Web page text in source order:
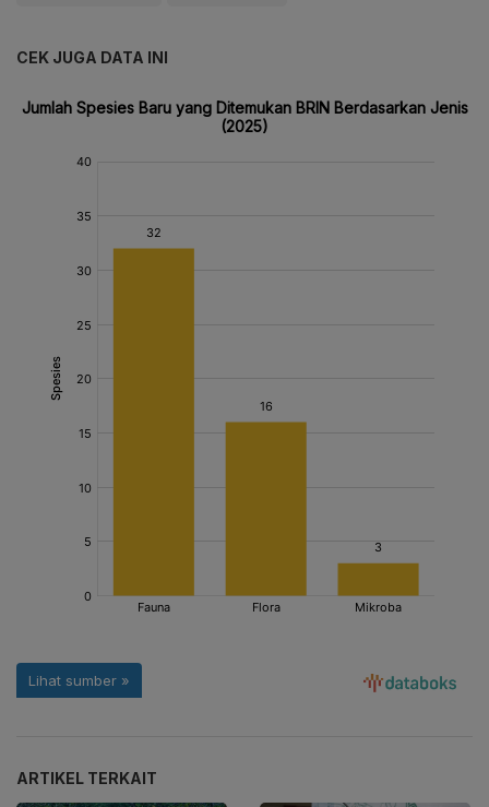
CEK JUGA DATA INI
ARTIKEL TERKAIT